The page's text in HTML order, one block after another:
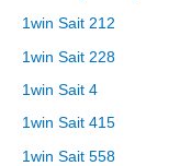
1win Sait 212
1win Sait 228
1win Sait 4
1win Sait 415
1win Sait 558